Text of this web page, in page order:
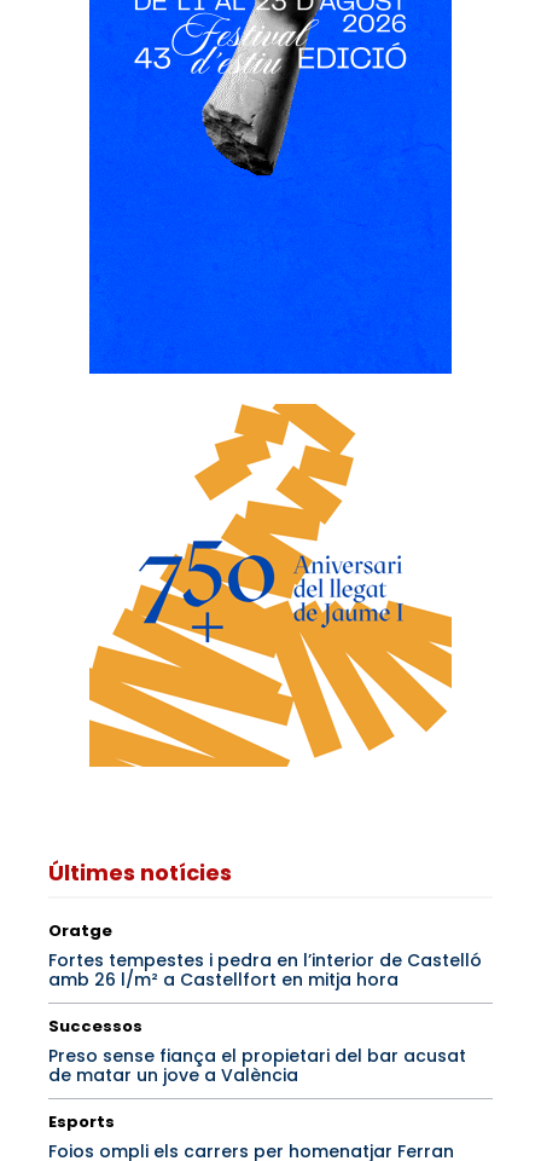
Últimes notícies
Oratge
Fortes tempestes i pedra en l’interior de Castelló
amb 26 l/m² a Castellfort en mitja hora
Successos
Preso sense fiança el propietari del bar acusat
de matar un jove a València
Esports
Foios ompli els carrers per homenatjar Ferran